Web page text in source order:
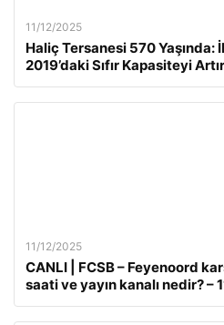
11/12/2025
Haliç Tersanesi 570 Yaşında:
2019’daki Sıfır Kapasiteyi
11/12/2025
CANLI | FCSB – Feyenoord
saati ve yayın kanalı nedir? –